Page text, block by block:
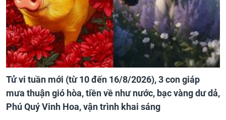
Tử vi tuần mới (từ 10 đến 16/8/2026), 3 con giáp
mưa thuận gió hòa, tiền về như nước, bạc vàng dư dả,
Phú Quý Vinh Hoa, vận trình khai sáng